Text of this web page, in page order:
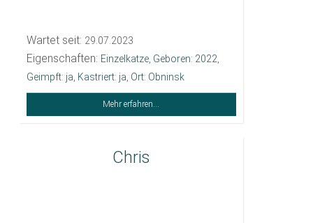
Wartet seit: 29.07.2023
Eigenschaften: Einzelkatze, Geboren: 2022
Geimpft: ja Kastriert: ja Ort: Obninsk
Mehr erfahren...
Chris